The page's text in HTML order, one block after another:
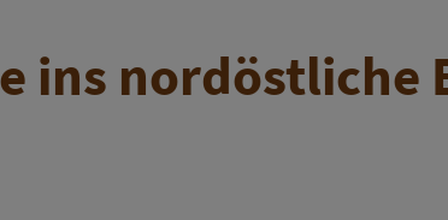
ins nordöstliche